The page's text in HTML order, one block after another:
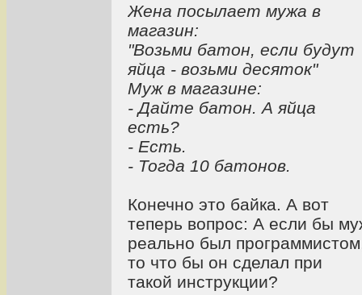
Жена посылает мужа в
магазин:
"Возьми батон, если будут
яйца - возьми десяток"
Муж в магазине:
- Дайте батон. А яйца
есть?
- Есть.
- Тогда 10 батонов.
Конечно это байка. А вот
теперь вопрос: А если бы
реально был
то что бы он сделал при
такой инструкции?